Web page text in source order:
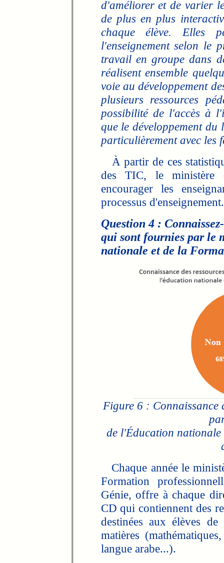
d'améliorer et de varier
de plus en plus
chaque élève. Elles
l'enseignement selon le
travail en groupe dans
réalisent ensemble
voie au développement
plusieurs ressources
possibilité de l'accès à
que le développement
particulièrement avec les
À partir de ces
des TIC, le
encourager les
processus d'enseignement.
Question 4 :
qui sont fournies par le
nationale et de la
Figure 6 : Connaissance
de l'Éducation
Chaque année le
Formation
Génie, offre à chaque
CD qui contiennent des
destinées aux élèves
matières
langue arabe...).